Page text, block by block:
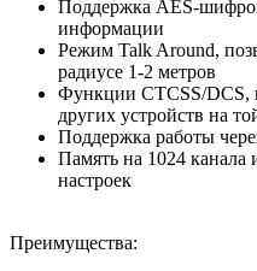
Поддержка AES-
информации
Режим Talk Around,
радиусе 1-2 метров
Функции CTCSS/DCS,
других устройств на
Поддержка работы
Память на 1024 канала
настроек
Преимущества: